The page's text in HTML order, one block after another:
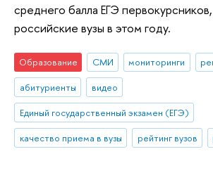
среднего балла ЕГЭ
российские вузы в этом году.
Образование СМИ мониторинги
абитуриенты
видео
Единый государственный экзамен (ЕГЭ)
качество приема в вузы
рейтинг вузов